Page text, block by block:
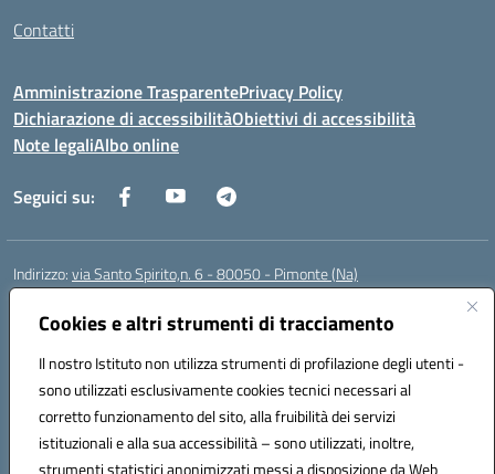
Cookies e altri strumenti di tracciamento
Il nostro Istituto non utilizza strumenti di profilazione degli utenti -
sono utilizzati esclusivamente cookies tecnici necessari al
corretto funzionamento del sito, alla fruibilità dei servizi
istituzionali e alla sua accessibilità – sono utilizzati, inoltre,
strumenti statistici anonimizzati messi a disposizione da Web
Contatti
Amministrazione TrasparentePrivacy Policy
Dichiarazione di accessibilitàObiettivi di accessibilità
Note legaliAlbo online
Seguici su:
Indirizzo:via Santo Spirito,n. 6 - 80050 - Pimonte (Na)
Centralino:
Posta elettronica certificata (PEC):naic86400x@pec.istruzione.it
Codice fiscale: 82008870634
Codice meccanografico:NAIC86400X
Codice Indice delle Pubbliche Amministrazioni (IPA): ISTSC_NAIC86400X
Codice unico di fatturazione (CUF): UF5NKX